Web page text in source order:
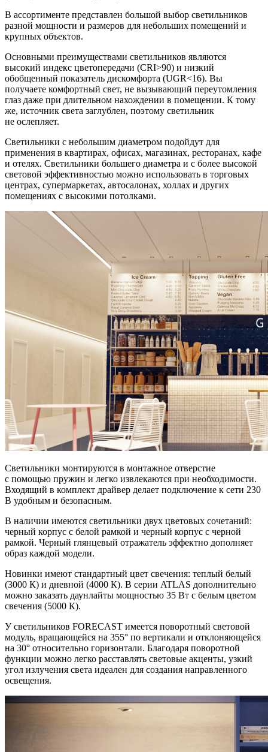
В ассортименте представлен большой выбор светильников
разной мощности и размеров для небольших помещений и
крупных объектов.
Основными преимуществами светильников являются
высокий индекс цветопередачи (CRI>90) и низкий
обобщенный показатель дискомфорта (UGR<16). Вы
получаете комфортный свет, не вызывающий переутомления
глаз даже при длительном нахождении в помещении. К тому
же, источник света заглублен, поэтому светильник
не ослепляет.
Светильники с небольшим диаметром подойдут для
применения в квартирах, офисах, магазинах, ресторанах, кафе
и отелях. Светильники большего диаметра и с более высокой
световой эффективностью можно использовать в торговых
центрах, супермаркетах, автосалонах, холлах и других
помещениях с высокими потолками.
Светильники монтируются в монтажное отверстие
с помощью пружин и легко извлекаются при необходимости.
Входящий в комплект драйвер делает подключение к сети 230
В удобным и безопасным.
В наличии имеются светильники двух цветовых сочетаний:
черный корпус с белой рамкой и черный корпус с черной
рамкой. Черный глянцевый отражатель эффектно дополняет
образ каждой модели.
Новинки имеют стандартный цвет свечения: теплый белый
(3000 К) и дневной (4000 К). В серии ATLAS дополнительно
можно заказать даунлайты мощностью 35 Вт с белым цветом
свечения (5000 К).
У светильников FORECAST имеется поворотный световой
модуль, вращающейся на 355° по вертикали и отклоняющейся
на 30° относительно горизонтали. Благодаря поворотной
функции можно легко расставлять световые акценты, узкий
угол излучения света идеален для создания направленного
освещения.